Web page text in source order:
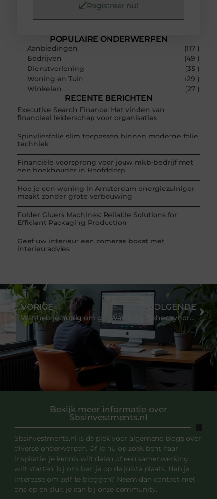
POPULAIRE ONDERWERPEN
Aanbiedingen
(117 )
Bedrijven
(49 )
Dienstverlening
(35 )
Woning en Tuin
(29 )
Winkelen
(27 )
RECENTE BERICHTEN
Executive Search Finance: Het vinden van
financieel leiderschap voor organisaties
Spinvliesfolie slim toepassen binnen moderne folie
techniek
Financiële voorsprong voor jouw mkb-bedrijf met
een boekhouder in Hoofddorp
Hoe je een woning in Amsterdam energiezuiniger
maakt zonder grote verbouwing
Folder Gluers Machines: Reliable Solutions for
Efficient Packaging Production
Geef uw interieur een zomerse boost met
interieuradvies
Registreer nu!
Bekijk meer informatie over
Sbsinvestments.nl
Sbsinvestments.nl is dé plek voor algemene blogs over
diverse onderwerpen. Of je nu op zoek bent naar
inspiratie, je kennis wilt delen of een samenwerking
wilt starten, bij ons ben je op de juiste plaats. Heb je
interesse om zelf te bloggen? Neem dan contact met
ons op en sluit je aan bij onze community.
VORIGE VOLGENDE
Wat is het Usher syndroom?